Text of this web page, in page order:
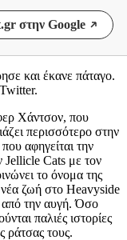
στην Google
και έκανε πάταγο.
Χάντσον, που
περισσότερο στην
αφηγείται την
Jellicle Cats με τον
το όνομα της
νέα ζωή στο Heavyside
από την αυγή. Όσο
παλιές ιστορίες
ράτσας τους.